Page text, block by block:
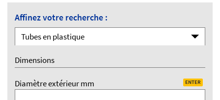
Affinez votre recherche :
Tubes en plastique
Dimensions
Diamètre extérieur mm ENTER